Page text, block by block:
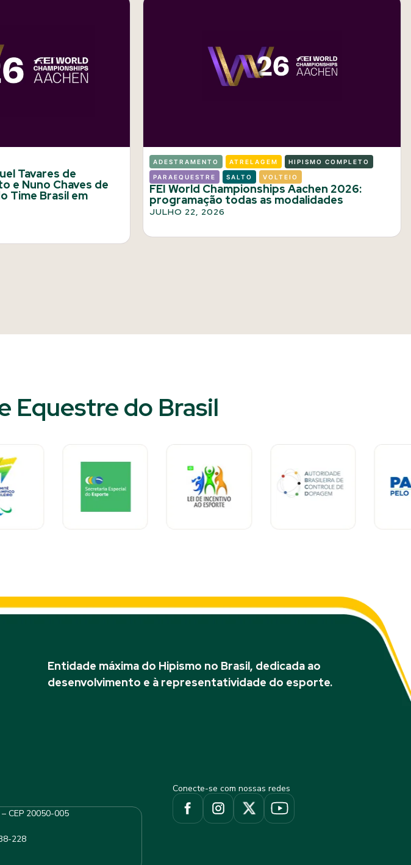
Tavares de
e Nuno Chaves de
Time Brasil em
ADESTRAMENTO ATRELAGEM HIPISMO COMPLETO
PARAEQUESTRE SALTO VOLTEIO
FEI World Championships Aachen 2026:
programação todas as modalidades
JULHO 22, 2026
Equestre do Brasil​
Entidade máxima do Hipismo no Brasil, dedicada ao
desenvolvimento e à representatividade do esporte.
CEP 20050-005
228
Conecte-se com nossas redes